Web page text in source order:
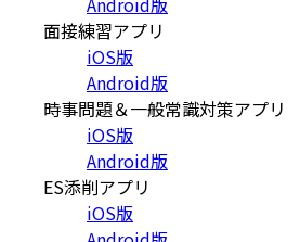
面接練習アプリ
iOS版
Android版
時事問題＆一般常識対策アプリ
iOS版
Android版
ES添削アプリ
iOS版